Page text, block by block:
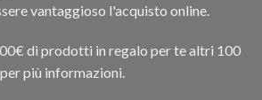
vantaggioso l'acquisto online.
di prodotti in regalo per te altri 100
più informazioni.